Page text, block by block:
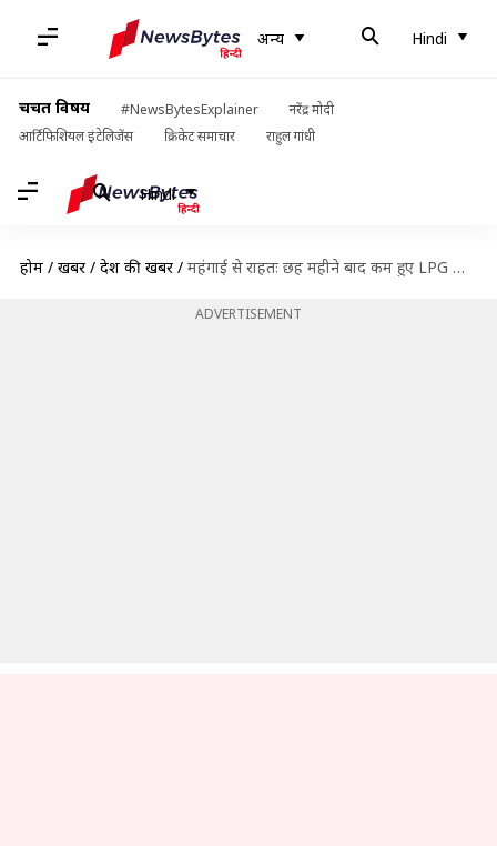
अन्य Hindi
चर्चित विषय #NewsBytesExplainer
नरेंद्र मोदी
आर्टिफिशियल इंटेलिजेंस
क्रिकेट समाचार राहुल गांधी
Hindi
होम / खबरें / देश की खबरें / महंगाई से राहतः छह महीने बाद कम हुए LPG सिलेंडर के दाम, जानिये नई कीमत
ADVERTISEMENT